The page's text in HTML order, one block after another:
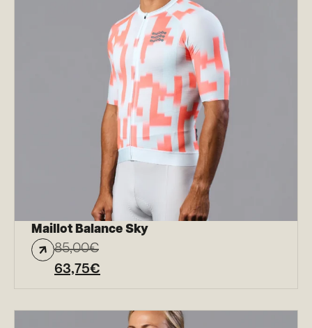
Maillot Balance Sky
85,00€
63,75€